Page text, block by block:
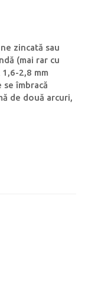
zincată sau
(mai rar cu
2,8 mm
se îmbracă
de două arcuri,